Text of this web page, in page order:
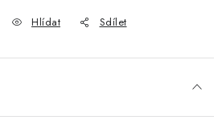
Hlídat Sdílet